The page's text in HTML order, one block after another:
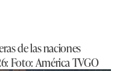
de las naciones
Foto: América TVGO